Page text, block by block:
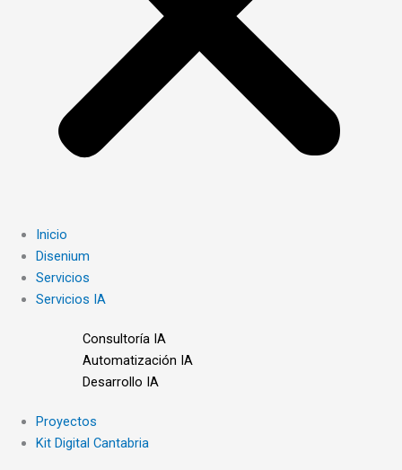
Inicio
Disenium
Servicios
Servicios IA
Consultoría IA
Automatización IA
Desarrollo IA
Proyectos
Kit Digital Cantabria